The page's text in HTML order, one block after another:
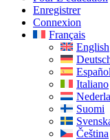
Enregistrer
Connexion
Français
English
Español
Italiano
Suomi
Čeština